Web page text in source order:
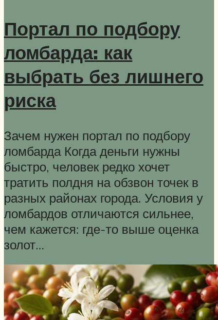
Портал по подбору
ломбарда: как
выбрать без лишнего
риска
Зачем нужен портал по подбору
ломбарда Когда деньги нужны
быстро, человек редко хочет
тратить полдня на обзвон точек в
разных районах города. Условия у
ломбардов отличаются сильнее,
чем кажется: где-то выше оценка
золот…